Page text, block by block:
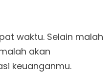
waktu. Selain malah
akan
keuanganmu.